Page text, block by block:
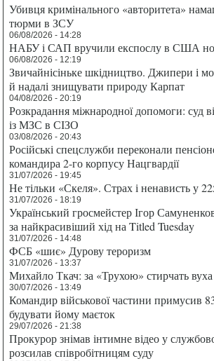
Убивця кримінального «авторитета»
тюрми в ЗСУ
06/08/2026 - 14:28
НАБУ і САП вручили експослу в США
06/08/2026 - 12:19
Звичайнісіньке шкідництво. Джипери і
й надалі знищувати природу Карпат
04/08/2026 - 20:19
Розкрадання міжнародної допомоги: суд
із МЗС в СІЗО
03/08/2026 - 20:43
Російські спецслужби переконали
командира 2-го корпусу Нацгвардії
31/07/2026 - 19:45
Не тільки «Скеля». Страх і ненависть у
31/07/2026 - 18:19
Український гросмейстер Ігор
за найкрасивіший хід на Titled Tuesday
31/07/2026 - 14:48
ФСБ «шиє» Дурову тероризм
31/07/2026 - 13:37
Михайло Ткач: за «Трухою» стирчать вуха
30/07/2026 - 13:49
Командир військової частини примусив
будувати йому маєток
29/07/2026 - 21:38
Прокурор знімав інтимне відео у
розсилав співробітницям суду